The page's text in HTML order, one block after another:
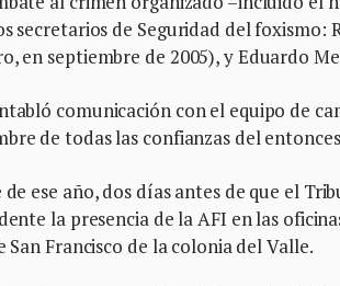
secretarios de Seguridad del
en septiembre de 2005), y Eduardo
comunicación con el equipo de
de todas las confianzas del
ese año, dos días antes de que el
la presencia de la AFI en las
Francisco de la colonia del Valle.